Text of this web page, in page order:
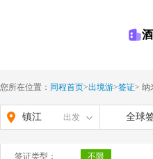
您所在位置： 同程首页>出境游>签证> 纳
镇江 出发 全球
签证类型： 不限